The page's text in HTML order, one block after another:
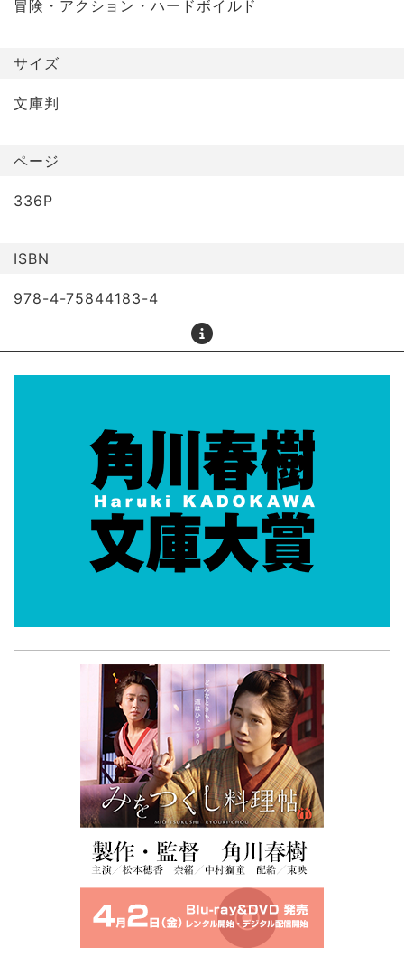
冒険・アクション・ハードボイルド
サイズ
文庫判
ページ
336P
ISBN
978-4-75844183-4